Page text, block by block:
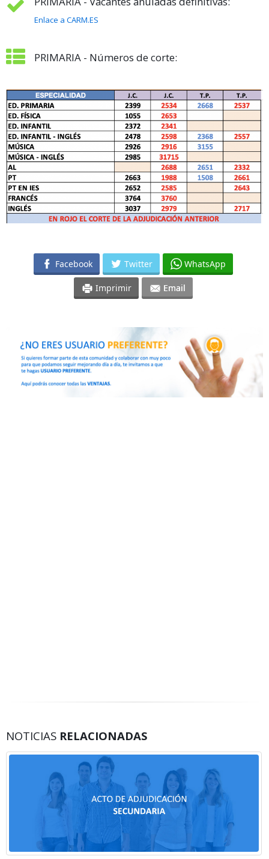
Enlace a CARM.ES
PRIMARIA - Números de corte:
Facebook Twitter WhatsApp
Imprimir Email
NOTICIAS RELACIONADAS